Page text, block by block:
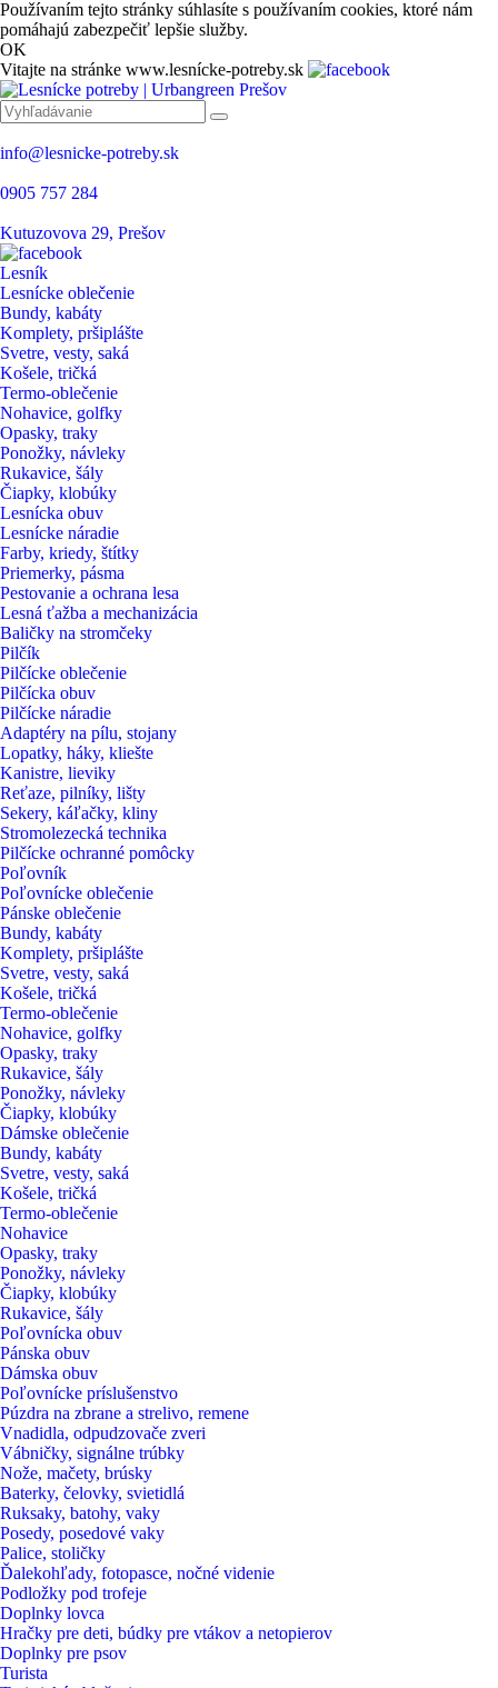
Používaním tejto stránky súhlasíte s používaním cookies, ktoré nám
pomáhajú zabezpečiť lepšie služby.
OK
Vitajte na stránke www.lesnícke-potreby.sk
info@lesnicke-potreby.sk
0905 757 284
Kutuzovova 29, Prešov
Lesník
Lesnícke oblečenie
Bundy, kabáty
Komplety, pršiplášte
Svetre, vesty, saká
Košele, tričká
Termo-oblečenie
Nohavice, golfky
Opasky, traky
Ponožky, návleky
Rukavice, šály
Čiapky, klobúky
Lesnícka obuv
Lesnícke náradie
Farby, kriedy, štítky
Priemerky, pásma
Pestovanie a ochrana lesa
Lesná ťažba a mechanizácia
Baličky na stromčeky
Pilčík
Pilčícke oblečenie
Pilčícka obuv
Pilčícke náradie
Adaptéry na pílu, stojany
Lopatky, háky, kliešte
Kanistre, lieviky
Reťaze, pilníky, lišty
Sekery, káľačky, kliny
Stromolezecká technika
Pilčícke ochranné pomôcky
Poľovník
Poľovnícke oblečenie
Pánske oblečenie
Bundy, kabáty
Komplety, pršiplášte
Svetre, vesty, saká
Košele, tričká
Termo-oblečenie
Nohavice, golfky
Opasky, traky
Rukavice, šály
Ponožky, návleky
Čiapky, klobúky
Dámske oblečenie
Bundy, kabáty
Svetre, vesty, saká
Košele, tričká
Termo-oblečenie
Nohavice
Opasky, traky
Ponožky, návleky
Čiapky, klobúky
Rukavice, šály
Poľovnícka obuv
Pánska obuv
Dámska obuv
Poľovnícke príslušenstvo
Púzdra na zbrane a strelivo, remene
Vnadidla, odpudzovače zveri
Vábničky, signálne trúbky
Nože, mačety, brúsky
Baterky, čelovky, svietidlá
Ruksaky, batohy, vaky
Posedy, posedové vaky
Palice, stoličky
Ďalekohľady, fotopasce, nočné videnie
Podložky pod trofeje
Doplnky lovca
Hračky pre deti, búdky pre vtákov a netopierov
Doplnky pre psov
Turista